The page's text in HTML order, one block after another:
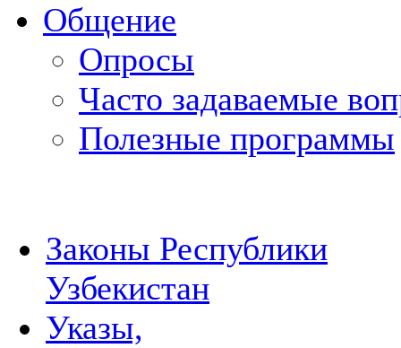
Общение
Опросы
Часто задаваемые
Полезные программы
Законы Республики
Узбекистан
Указы,